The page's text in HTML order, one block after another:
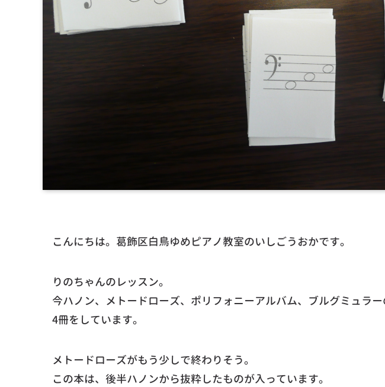
こんにちは。葛飾区白鳥ゆめピアノ教室のいしごうおかです。
りのちゃんのレッスン。
今ハノン、メトードローズ、ポリフォニーアルバム、ブルグミュラー
4冊をしています。
メトードローズがもう少しで終わりそう。
この本は、後半ハノンから抜粋したものが入っています。